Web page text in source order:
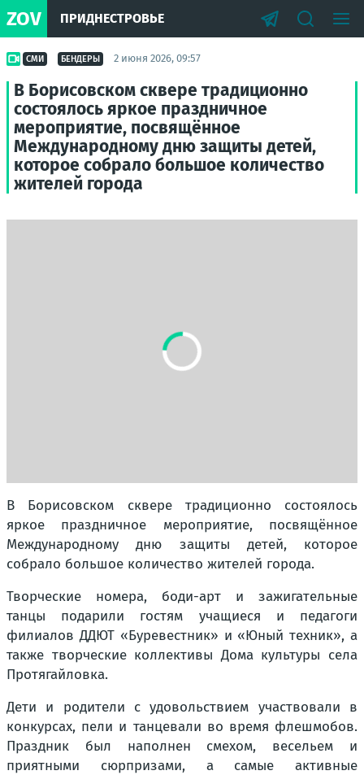
ZOV ПРИДНЕСТРОВЬЕ
СМИ БЕНДЕРЫ 2 июня 2026, 09:57
В Борисовском сквере традиционно
состоялось яркое праздничное
мероприятие, посвящённое
Международному дню защиты детей,
которое собрало большое количество
жителей города
В Борисовском сквере традиционно состоялось
яркое праздничное мероприятие, посвящённое
Международному дню защиты детей, которое
собрало большое количество жителей города.
Творческие номера, боди-арт и зажигательные
танцы подарили гостям учащиеся и педагоги
филиалов ДДЮТ «Буревестник» и «Юный техник», а
также творческие коллективы Дома культуры села
Протягайловка.
Дети и родители с удовольствием участвовали в
конкурсах, пели и танцевали во время флешмобов.
Праздник был наполнен смехом, весельем и
приятными сюрпризами, а самые активные